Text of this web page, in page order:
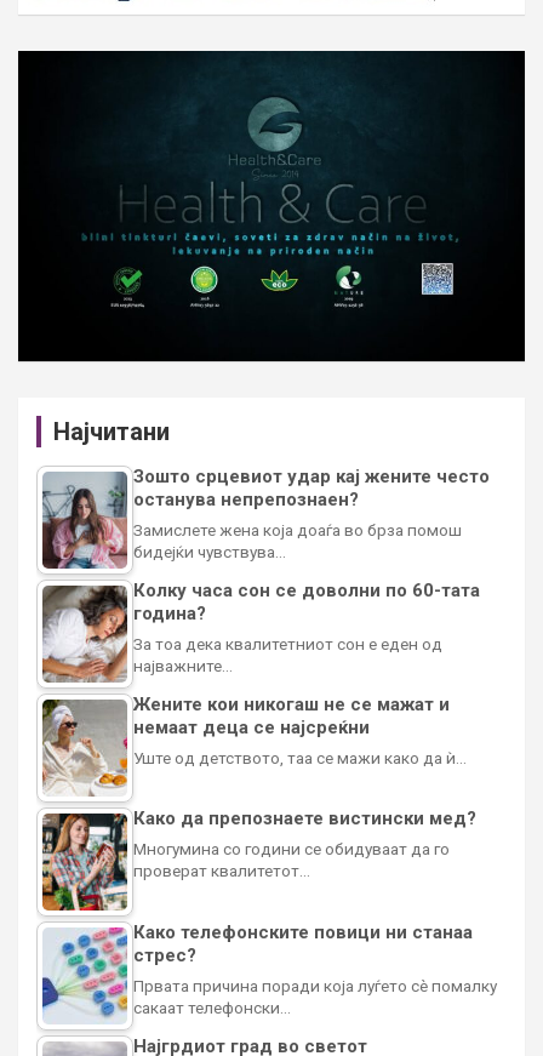
Најчитани
Зошто срцевиот удар кај жените често
останува непрепознаен?
Замислете жена која доаѓа во брза помош
бидејќи чувствува…
Колку часа сон се доволни по 60-тата
година?
За тоа дека квалитетниот сон е еден од
најважните…
Жените кои никогаш не се мажат и
немаат деца се најсреќни
Уште од детството, таа се мажи како да ѝ…
Како да препознаете вистински мед?
Многумина со години се обидуваат да го
проверат квалитетот…
Како телефонските повици ни станаа
стрес?
Првата причина поради која луѓето сè помалку
сакаат телефонски…
Најгрдиот град во светот